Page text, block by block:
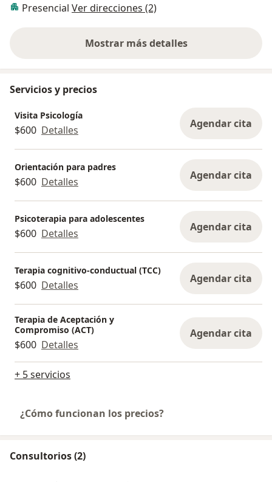
Presencial Ver direcciones (2)
Mostrar más detalles
sobre la experiencia
Servicios y precios
Visita Psicología
$600 Detalles Agendar cita
Orientación para padres
$600 Detalles Agendar cita
Psicoterapia para adolescentes
$600 Detalles Agendar cita
Terapia cognitivo-conductual (TCC)
$600 Detalles Agendar cita
Terapia de Aceptación y
Compromiso (ACT)
$600 Detalles
Agendar cita
+ 5 servicios
¿Cómo funcionan los precios?
Consultorios (2)